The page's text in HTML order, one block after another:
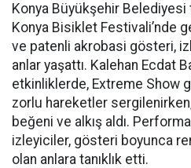
Konya Büyükşehir Belediyesi
Konya Bisiklet Festivali’nde
ve patenli akrobasi gösteri,
anlar yaşattı. Kalehan Ecdat
etkinliklerde, Extreme Show
zorlu hareketler
beğeni ve alkış aldı.
izleyiciler, gösteri boyunca
olan anlara tanıklık etti.